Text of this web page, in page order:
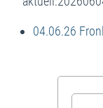
04.06.26